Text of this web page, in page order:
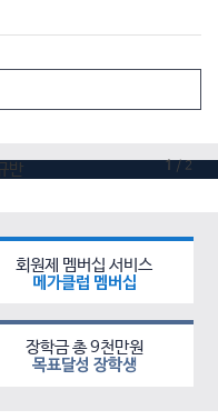
1 / 2
회원제 멤버십 서비스
메가클럽 멤버십
장학금 총 9천만원
목표달성 장학생